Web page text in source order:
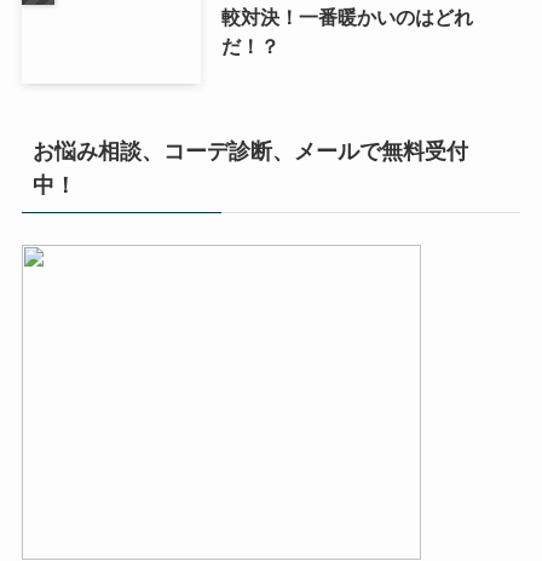
較対決！一番暖かいのはどれ
だ！？
お悩み相談、コーデ診断、メールで無料受付
中！